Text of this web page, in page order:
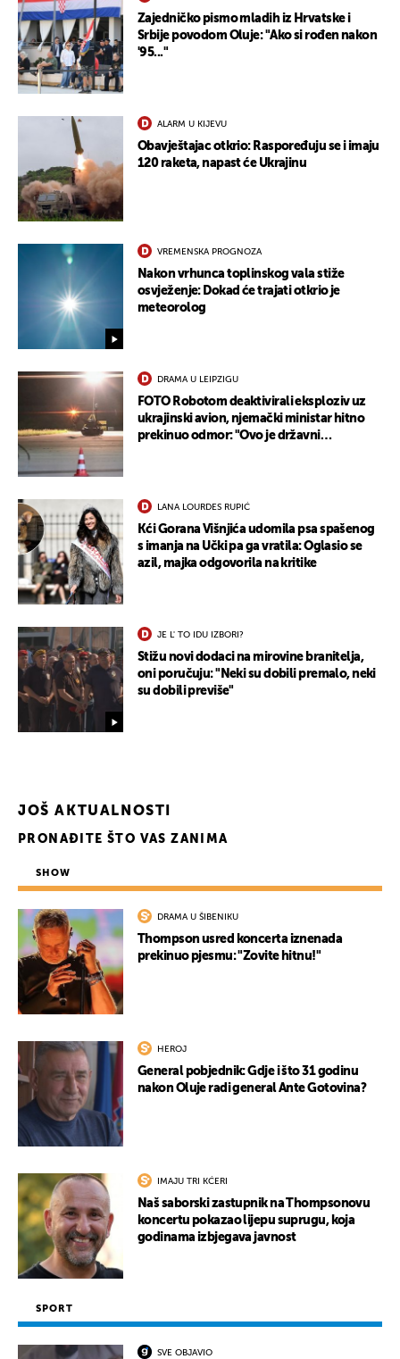
Zajedničko pismo mladih iz Hrvatske i
Srbije povodom Oluje: "Ako si rođen nakon
'95..."
ALARM U KIJEVU
Obavještajac otkrio: Raspoređuju se i imaju
120 raketa, napast će Ukrajinu
VREMENSKA PROGNOZA
Nakon vrhunca toplinskog vala stiže
osvježenje: Dokad će trajati otkrio je
meteorolog
DRAMA U LEIPZIGU
FOTO Robotom deaktivirali eksploziv uz
ukrajinski avion, njemački ministar hitno
prekinuo odmor: "Ovo je državni
LANA LOURDES RUPIĆ
Kći Gorana Višnjića udomila psa spašenog
s imanja na Učki pa ga vratila: Oglasio se
azil, majka odgovorila na kritike
JE L' TO IDU IZBORI?
Stižu novi dodaci na mirovine branitelja,
oni poručuju: "Neki su dobili premalo, neki
su dobili previše"
JOŠ AKTUALNOSTI
PRONAĐITE ŠTO VAS ZANIMA
SHOW
DRAMA U ŠIBENIKU
Thompson usred koncerta iznenada
prekinuo pjesmu: "Zovite hitnu!"
HEROJ
General pobjednik: Gdje i što 31 godinu
nakon Oluje radi general Ante Gotovina?
IMAJU TRI KĆERI
Naš saborski zastupnik na Thompsonovu
koncertu pokazao lijepu suprugu, koja
godinama izbjegava javnost
SPORT
SVE OBJAVIO